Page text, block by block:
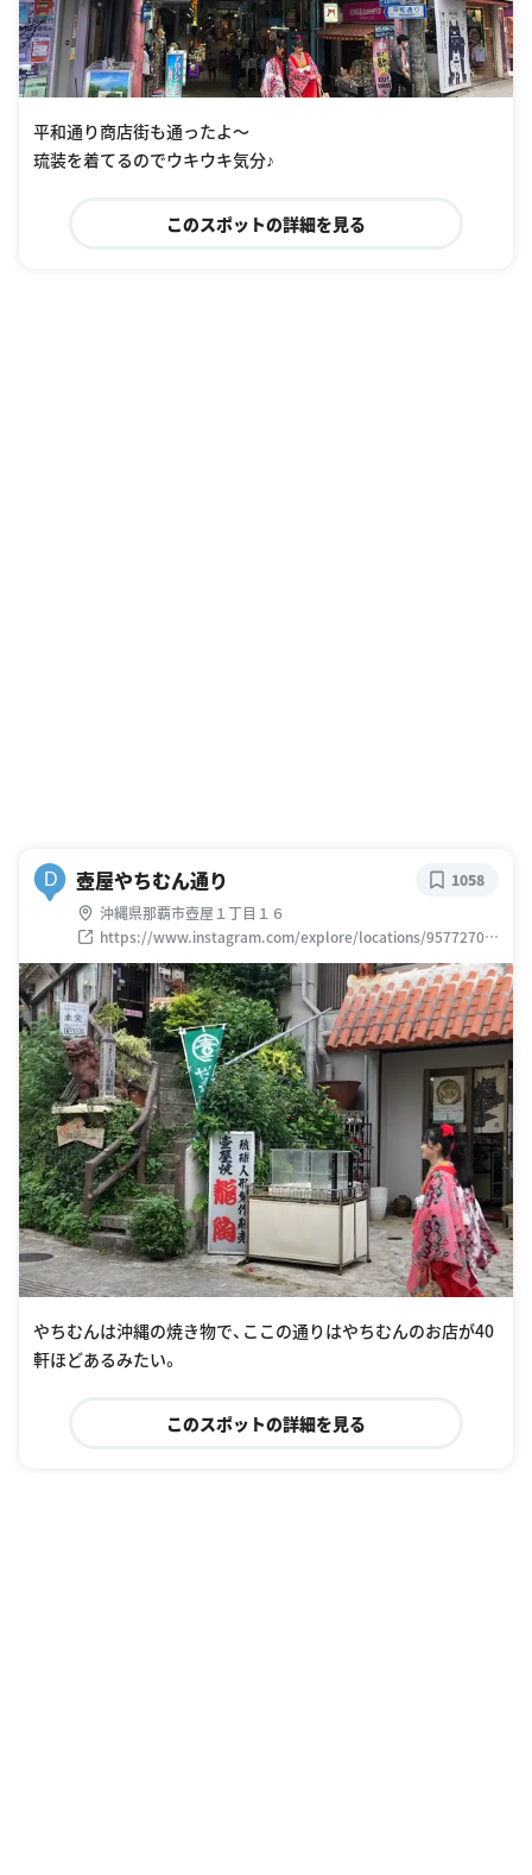
平和通り商店街も通ったよ〜
琉装を着てるのでウキウキ気分♪
このスポットの詳細を見る
D 壺屋やちむん通り
沖縄県那覇市壺屋１丁目１６
https://www.instagram.com/explore/locations/95772701
6
1058
やちむんは沖縄の焼き物で、ここの通りはやちむんのお店が40
軒ほどあるみたい。
このスポットの詳細を見る